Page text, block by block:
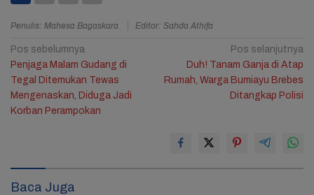
Penulis: Mahesa Bagaskara Editor: Sahda Athifa
Navigasi
pos
Pos sebelumnya
Penjaga Malam Gudang di
Tegal Ditemukan Tewas
Mengenaskan, Diduga Jadi
Korban Perampokan
Pos selanjutnya
Duh! Tanam Ganja di Atap
Rumah, Warga Bumiayu Brebes
Ditangkap Polisi
Baca Juga